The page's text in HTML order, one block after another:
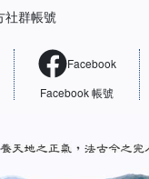
社群帳號
Facebook
Facebook 帳號